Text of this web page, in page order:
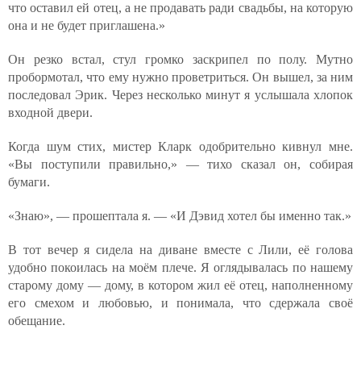
что оставил ей отец, а не продавать ради свадьбы, на которую
она и не будет приглашена.»
Он резко встал, стул громко заскрипел по полу. Мутно
пробормотал, что ему нужно проветриться. Он вышел, за ним
последовал Эрик. Через несколько минут я услышала хлопок
входной двери.
Когда шум стих, мистер Кларк одобрительно кивнул мне.
«Вы поступили правильно,» — тихо сказал он, собирая
бумаги.
«Знаю», — прошептала я. — «И Дэвид хотел бы именно так.»
В тот вечер я сидела на диване вместе с Лили, её голова
удобно покоилась на моём плече. Я оглядывалась по нашему
старому дому — дому, в котором жил её отец, наполненному
его смехом и любовью, и понимала, что сдержала своё
обещание.